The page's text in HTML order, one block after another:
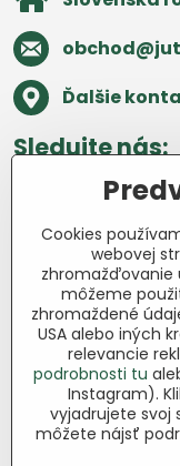
Ďalšie
Sledujte nás:
Facebook
Všetko o
Ďakujeme
Sme
Fungujeme
veria v
nákup na
v tom, čo
Cookies
webovej
zhromažďovanie
môžeme
zhromaždené
USA alebo iných
relevancie
podrobnosti tu
Instagram).
vyjadrujete svoj
môžete nájsť